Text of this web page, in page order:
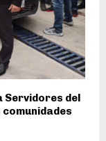
Servidores del